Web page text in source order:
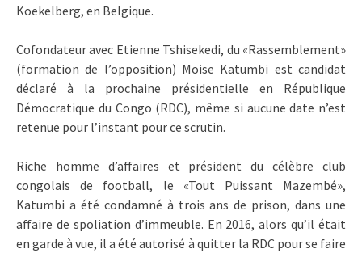
Koekelberg, en Belgique.
Cofondateur avec Etienne Tshisekedi, du «Rassemblement»
(formation de l’opposition) Moise Katumbi est candidat
déclaré à la prochaine présidentielle en République
Démocratique du Congo (RDC), même si aucune date n’est
retenue pour l’instant pour ce scrutin.
Riche homme d’affaires et président du célèbre club
congolais de football, le «Tout Puissant Mazembé»,
Katumbi a été condamné à trois ans de prison, dans une
affaire de spoliation d’immeuble. En 2016, alors qu’il était
en garde à vue, il a été autorisé à quitter la RDC pour se faire